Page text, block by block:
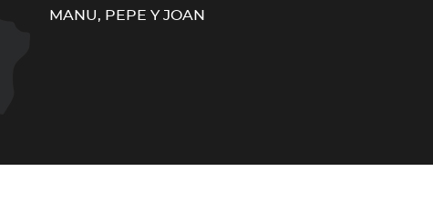
MANU, PEPE Y JOAN